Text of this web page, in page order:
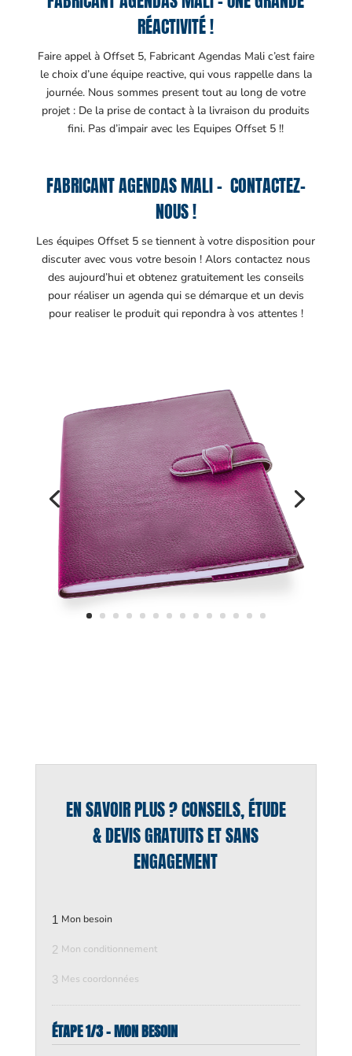
RÉACTIVITÉ !
Faire appel à Offset 5, Fabricant Agendas Mali c’est faire
le choix d’une équipe reactive, qui vous rappelle dans la
journée. Nous sommes present tout au long de votre
projet : De la prise de contact à la livraison du produits
fini. Pas d’impair avec les Equipes Offset 5 !!
FABRICANT AGENDAS MALI – CONTACTEZ-
NOUS !
Les équipes Offset 5 se tiennent à votre disposition pour
discuter avec vous votre besoin ! Alors contactez nous
des aujourd’hui et obtenez gratuitement les conseils
pour réaliser un agenda qui se démarque et un devis
pour realiser le produit qui repondra à vos attentes !
EN SAVOIR PLUS ? CONSEILS, ÉTUDE
& DEVIS GRATUITS ET SANS
ENGAGEMENT
1 Mon besoin
2 Mon conditionnement
3 Mes coordonnées
ÉTAPE 1/3 - MON BESOIN